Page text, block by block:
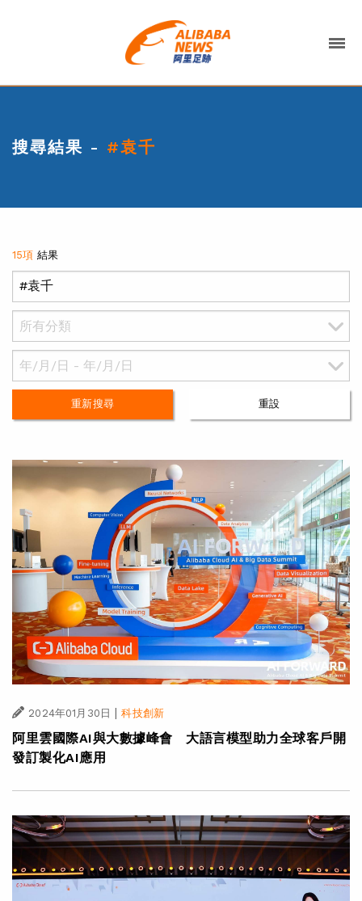
搜尋結果 - #袁千
15項 結果
重新搜尋 重設
2024年01月30日 | 科技創新
阿里雲國際AI與大數據峰會 大語言模型助力全球客戶開
發訂製化AI應用